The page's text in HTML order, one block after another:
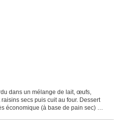
dans un mélange de lait, œufs,
secs puis cuit au four. Dessert
économique (à base de pain sec) et